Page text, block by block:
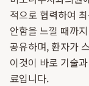
적으로 협력하여
안함을 느낄 때까
공유하며, 환자가
이것이 바로 기술
료입니다.